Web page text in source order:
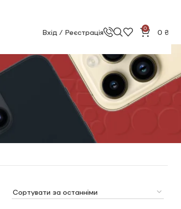
Вхід / Реєстрація 0 0 ₴